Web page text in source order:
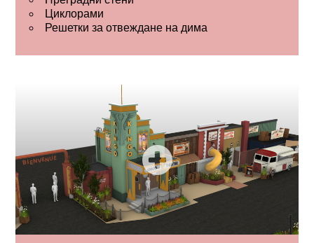
Циклорами
Решетки за отвеждане на дима